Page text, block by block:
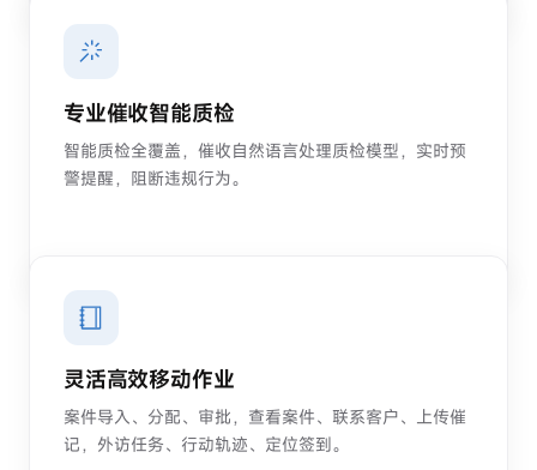
专业催收智能质检
智能质检全覆盖，催收自然语言处理质检模型，实时预
警提醒，阻断违规行为。
灵活高效移动作业
案件导入、分配、审批，查看案件、联系客户、上传催
记，外访任务、行动轨迹、定位签到。